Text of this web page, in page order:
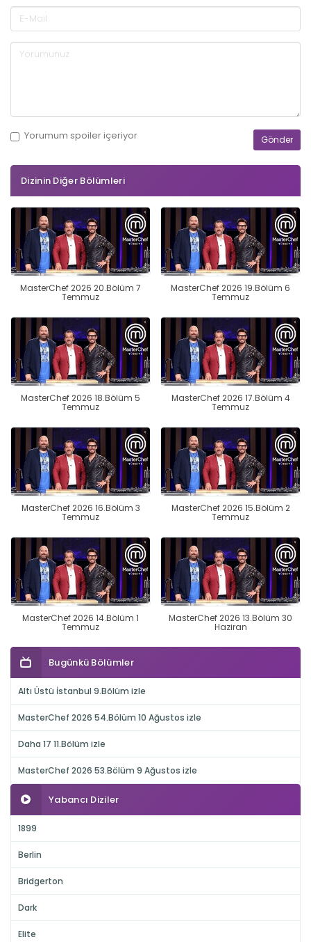
Yorumum spoileriçeriyor
Dizinin Diğer Bölümleri
MasterChef 2026 20.Bölüm 7
Temmuz
MasterChef 2026 19.Bölüm 6
Temmuz
MasterChef 2026 18.Bölüm 5
Temmuz
MasterChef 2026 17.Bölüm 4
Temmuz
MasterChef 2026 16.Bölüm 3
Temmuz
MasterChef 2026 15.Bölüm 2
Temmuz
MasterChef 2026 14.Bölüm 1
Temmuz
MasterChef 2026 13.Bölüm 30
Haziran
Bugünkü Bölümler
Altı Üstü İstanbul 9.Bölüm izle
MasterChef 2026 54.Bölüm 10 Ağustos izle
Daha 17 11.Bölüm izle
MasterChef 2026 53.Bölüm 9 Ağustos izle
Yabancı Diziler
1899
Berlin
Bridgerton
Dark
Elite